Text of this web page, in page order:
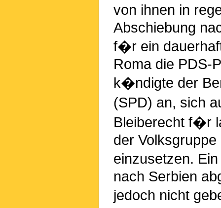
von ihnen in
Abschiebung
f�r ein
Roma die PDS-
k�ndigte der
(SPD) an, sich
Bleiberecht f�r
der
einzusetzen.
nach Serbien
jedoch nicht